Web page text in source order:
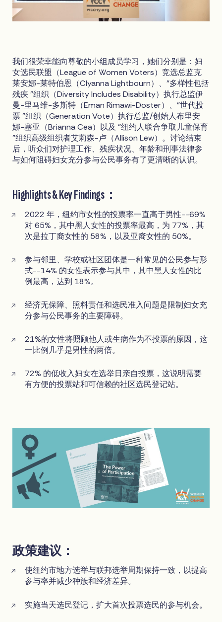
我们很荣幸能向尊敬的小组成员学习，她们分别是：妇
女选民联盟（League of Women Voters）竞选总监克
莱安娜-莱特伯恩（Clyanna Lightbourn）、"多样性包括
残疾 "组织（Diversity Includes Disability）执行总监伊
曼-里马维-多斯特（Eman Rimawi-Doster）、"世代投
票 "组织（Generation Vote）执行总监/创始人布里安
娜-塞亚（Brianna Cea）以及 "纽约人联合争取儿童保育
"组织高级组织者艾莉森-卢（Allison Lew）。讨论结束
后，听众们对护理工作、残疾状况、年龄和刑事法律参
与如何阻碍妇女充分参与公民事务有了更清晰的认识。
Highlights & Key Findings：
2022 年，纽约市女性的投票率一直高于男性--69%
对 65%，其中黑人女性的投票率最高，为 77%，其
次是拉丁裔女性的 58%，以及亚裔女性的 50%。
参与邻里、学校或社区团体是一种常见的公民参与形
式--14% 的女性表示参与其中，其中黑人女性的比
例最高，达到 18%。
经济无保障、照料责任和选民准入问题是限制妇女充
分参与公民事务的主要障碍。
21%的女性将照顾他人或生病作为不投票的原因，这
一比例几乎是男性的两倍。
72% 的低收入妇女在选举日亲自投票，这说明需要
有方便的投票站和可信赖的社区选民登记站。
政策建议：
使纽约市地方选举与联邦选举周期保持一致，以提高
参与率并减少种族和经济差异。
实施当天选民登记，扩大首次投票选民的参与机会。